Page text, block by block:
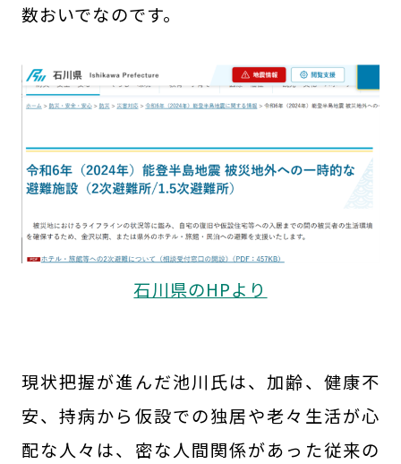
数おいでなのです。
石川県のHPより
現状把握が進んだ池川氏は、加齢、健康不
安、持病から仮設での独居や老々生活が心
配な人々は、密な人間関係があった従来の